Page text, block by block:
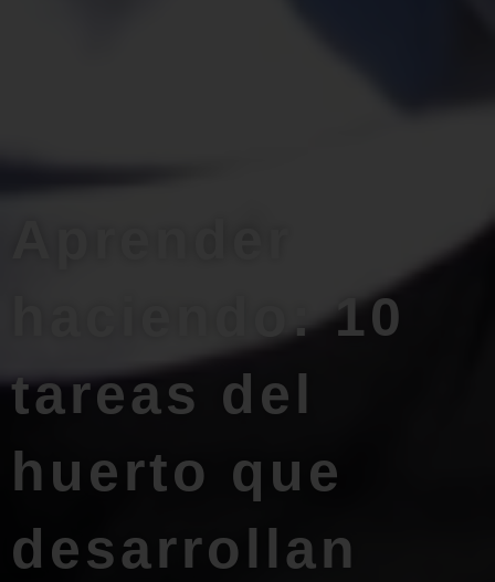
haciendo: 10
tareas del
huerto que
desarrollan